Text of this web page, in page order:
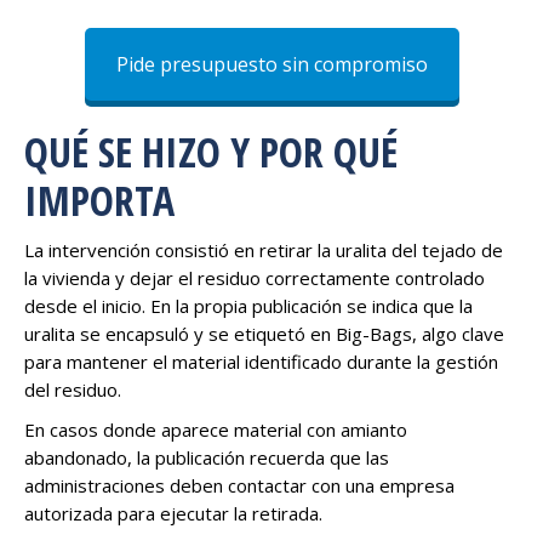
Pide presupuesto sin compromiso
QUÉ SE HIZO Y POR QUÉ
IMPORTA
La intervención consistió en retirar la uralita del tejado de
la vivienda y dejar el residuo correctamente controlado
desde el inicio. En la propia publicación se indica que la
uralita se encapsuló y se etiquetó en Big-Bags, algo clave
para mantener el material identificado durante la gestión
del residuo.
En casos donde aparece material con amianto
abandonado, la publicación recuerda que las
administraciones deben contactar con una empresa
autorizada para ejecutar la retirada.